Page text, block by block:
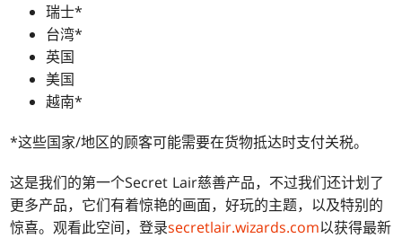
瑞士*
台湾*
英国
美国
越南*
*这些国家/地区的顾客可能需要在货物抵达时支付关税。
这是我们的第一个Secret Lair慈善产品，不过我们还计划了
更多产品，它们有着惊艳的画面，好玩的主题，以及特别的
惊喜。观看此空间，登录secretlair.wizards.com以获得最新